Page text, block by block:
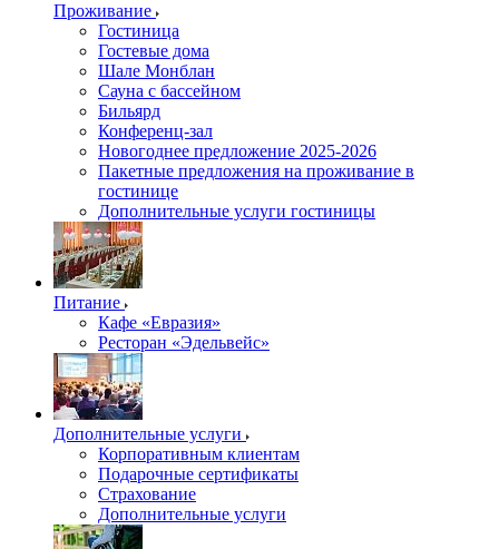
Проживание
Гостиница
Гостевые дома
Шале Монблан
Сауна с бассейном
Бильярд
Конференц-зал
Новогоднее предложение 2025-2026
Пакетные предложения на проживание в
гостинице
Дополнительные услуги гостиницы
Питание
Кафе «Евразия»
Ресторан «Эдельвейс»
Дополнительные услуги
Корпоративным клиентам
Подарочные сертификаты
Страхование
Дополнительные услуги